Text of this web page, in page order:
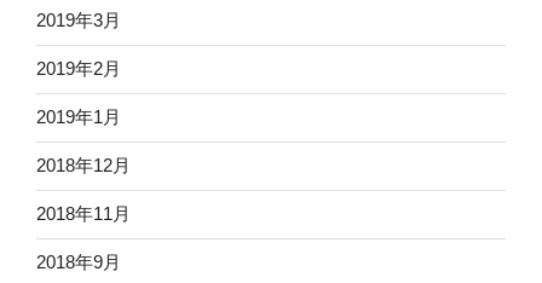
2019年3月
2019年2月
2019年1月
2018年12月
2018年11月
2018年9月